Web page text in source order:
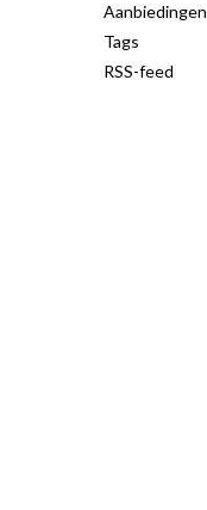
Aanbiedingen
Tags
RSS-feed